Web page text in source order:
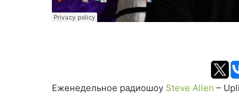
Еженедельное радиошоу Steve Allen –